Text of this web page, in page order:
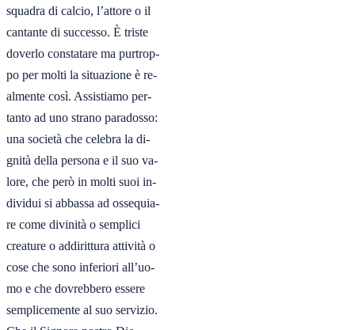
squadra di calcio, l’attore o il
cantante di successo. È triste
doverlo constatare ma purtrop-
po per molti la situazione è re-
almente così. Assistiamo per-
tanto ad uno strano paradosso:
una società che celebra la di-
gnità della persona e il suo va-
lore, che però in molti suoi in-
dividui si abbassa ad ossequia-
re come divinità o semplici
creature o addirittura attività o
cose che sono inferiori all’uo-
mo e che dovrebbero essere
semplicemente al suo servizio.